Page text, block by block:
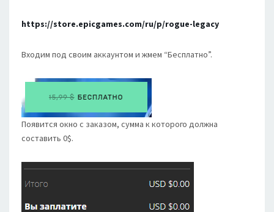
https://store.epicgames.com/ru/p/rogue-legacy
Входим под своим аккаунтом и жмем “Бесплатно”.
Появится окно с заказом, сумма к которого должна
составить 0$.